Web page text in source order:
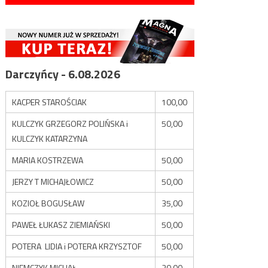
Darczyńcy - 6.08.2026
KACPER STAROŚCIAK
100,00
KULCZYK GRZEGORZ POLIŃSKA i
KULCZYK KATARZYNA
50,00
MARIA KOSTRZEWA
50,00
JERZY T MICHAJŁOWICZ
50,00
KOZIOŁ BOGUSŁAW
35,00
PAWEŁ ŁUKASZ ZIEMIAŃSKI
50,00
POTERA LIDIA i POTERA KRZYSZTOF
50,00